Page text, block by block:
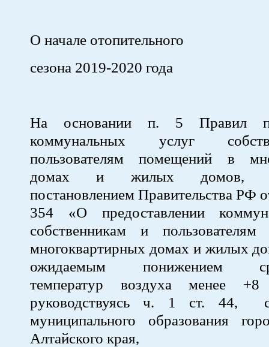
О начале отопительного
сезона 2019-2020 года
На основании п. 5 Правил
коммунальных услуг
пользователям помещений в
домах и жилых домов,
постановлением Правительства РФ
354 «О предоставлении
собственникам и
многоквартирных домах и жилых
ожидаемым понижением
температур воздуха менее
руководствуясь ч. 1 ст. 44,
муниципального образования
Алтайского края,